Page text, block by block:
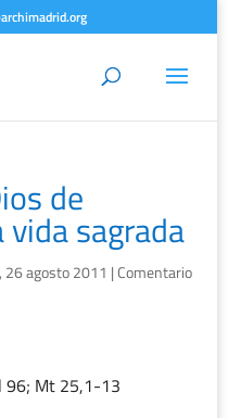
de
sagrada
26 agosto 2011 |Comentario
96; Mt 25,1-13